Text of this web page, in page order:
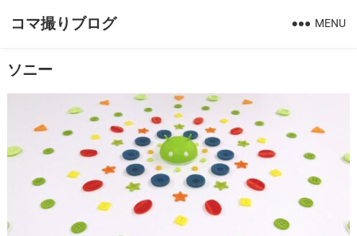
コマ撮りブログ MENU
ソニー